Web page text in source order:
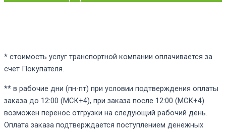
* стоимость услуг транспортной компании оплачивается за
счет Покупателя.
** в рабочие дни (пн-пт) при условии подтверждения оплаты
заказа до 12:00 (МСК+4), при заказа после 12:00 (МСК+4)
возможен перенос отгрузки на следующий рабочий день.
Оплата заказа подтверждается поступлением денежных